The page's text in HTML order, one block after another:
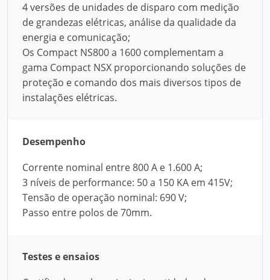
4 versões de unidades de disparo com medição
de grandezas elétricas, análise da qualidade da
energia e comunicação;
Os Compact NS800 a 1600 complementam a
gama Compact NSX proporcionando soluções de
proteção e comando dos mais diversos tipos de
instalações elétricas.
Desempenho
Corrente nominal entre 800 A e 1.600 A;
3 níveis de performance: 50 a 150 KA em 415V;
Tensão de operação nominal: 690 V;
Passo entre polos de 70mm.
Testes e ensaios